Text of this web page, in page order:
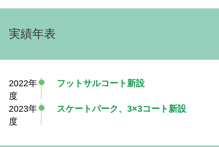
実績年表
2022年
度
フットサルコート新設
2023年
度
スケートパーク、3×3コート新設